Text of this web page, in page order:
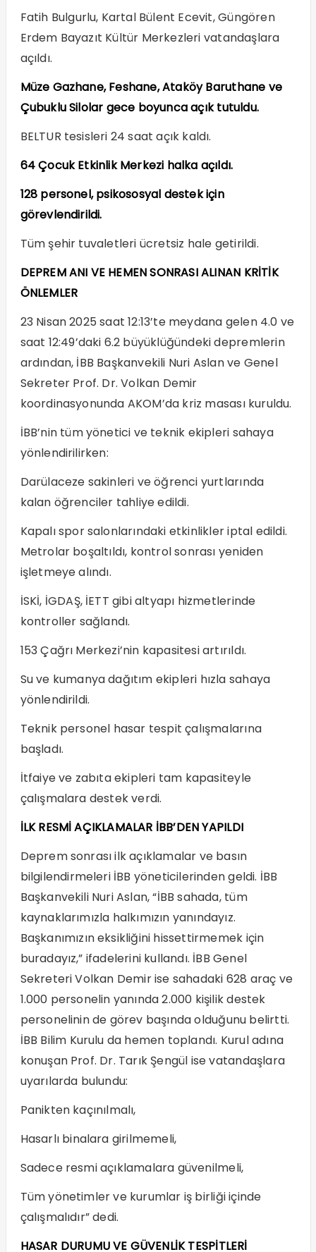
Fatih Bulgurlu, Kartal Bülent Ecevit, Güngören
Erdem Bayazıt Kültür Merkezleri vatandaşlara
açıldı.
Müze Gazhane, Feshane, Ataköy Baruthane ve
Çubuklu Silolar gece boyunca açık tutuldu.
BELTUR tesisleri 24 saat açık kaldı.
64 Çocuk Etkinlik Merkezi halka açıldı.
128 personel, psikososyal destek için
görevlendirildi.
Tüm şehir tuvaletleri ücretsiz hale getirildi.
DEPREM ANI VE HEMEN SONRASI ALINAN KRİTİK
ÖNLEMLER
23 Nisan 2025 saat 12:13’te meydana gelen 4.0 ve
saat 12:49’daki 6.2 büyüklüğündeki depremlerin
ardından, İBB Başkanvekili Nuri Aslan ve Genel
Sekreter Prof. Dr. Volkan Demir
koordinasyonunda AKOM’da kriz masası kuruldu.
İBB’nin tüm yönetici ve teknik ekipleri sahaya
yönlendirilirken:
Darülaceze sakinleri ve öğrenci yurtlarında
kalan öğrenciler tahliye edildi.
Kapalı spor salonlarındaki etkinlikler iptal edildi.
Metrolar boşaltıldı, kontrol sonrası yeniden
işletmeye alındı.
İSKİ, İGDAŞ, İETT gibi altyapı hizmetlerinde
kontroller sağlandı.
153 Çağrı Merkezi’nin kapasitesi artırıldı.
Su ve kumanya dağıtım ekipleri hızla sahaya
yönlendirildi.
Teknik personel hasar tespit çalışmalarına
başladı.
İtfaiye ve zabıta ekipleri tam kapasiteyle
çalışmalara destek verdi.
İLK RESMİ AÇIKLAMALAR İBB’DEN YAPILDI
Deprem sonrası ilk açıklamalar ve basın
bilgilendirmeleri İBB yöneticilerinden geldi. İBB
Başkanvekili Nuri Aslan, “İBB sahada, tüm
kaynaklarımızla halkımızın yanındayız.
Başkanımızın eksikliğini hissettirmemek için
buradayız,” ifadelerini kullandı. İBB Genel
Sekreteri Volkan Demir ise sahadaki 628 araç ve
1.000 personelin yanında 2.000 kişilik destek
personelinin de görev başında olduğunu belirtti.
İBB Bilim Kurulu da hemen toplandı. Kurul adına
konuşan Prof. Dr. Tarık Şengül ise vatandaşlara
uyarılarda bulundu:
Panikten kaçınılmalı,
Hasarlı binalara girilmemeli,
Sadece resmi açıklamalara güvenilmeli,
Tüm yönetimler ve kurumlar iş birliği içinde
çalışmalıdır” dedi.
HASAR DURUMU VE GÜVENLİK TESPİTLERİ